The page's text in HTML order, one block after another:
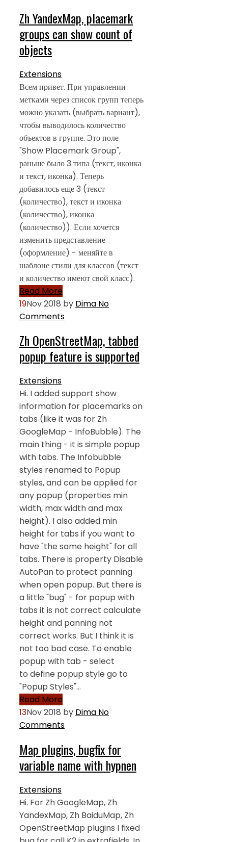
Zh YandexMap, placemark
groups can show count of
objects
Extensions
Всем привет. При управлении
метками через список групп теперь
можно указать (выбрать вариант),
чтобы выводилось количество
объектов в группе. Это поле
"Show Placemark Group",
раньше было 3 типа (текст, иконка
и текст, иконка). Теперь
добавилось еще 3 (текст
(количество), текст и иконка
(количество), иконка
(количество)). Если хочется
изменить представление
(оформление) - меняйте в
шаблоне стили для классов (текст
и количество имеют свой класс).
Read More
19Nov 2018 by Dima No
Comments
Zh OpenStreetMap, tabbed
popup feature is supported
Extensions
Hi. I added support show
information for placemarks on
tabs (like it was for Zh
GoogleMap - InfoBubble). The
main thing - it is simple popup
with tabs. The Infobubble
styles renamed to Popup
styles, and can be applied for
any popup (properties min
width, max width and max
height). I also added min
height for tabs if you want to
have "the same height" for all
tabs. There is property Disable
AutoPan to protect panning
when open popup. But there is
a little "bug" - for popup with
tabs it is not correct calculate
height and panning not
correct works. But I think it is
not too bad case. To enable
popup with tab - select
to define popup style go to
"Popup Styles"…
Read More
13Nov 2018 by Dima No
Comments
Map plugins, bugfix for
variable name with hypnen
Extensions
Hi. For Zh GoogleMap, Zh
YandexMap, Zh BaiduMap, Zh
OpenStreetMap plugins I fixed